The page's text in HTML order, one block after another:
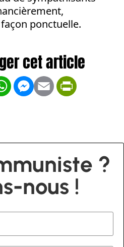
ponctuelle.
WhatsApp
Messenger
Email
?
nous !